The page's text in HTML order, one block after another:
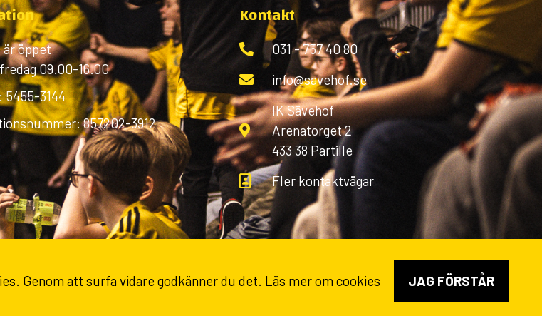
öppet
09.00-16.00
5455-3144
857202-3912
Kontakt
031 - 757 40 80
info@savehof.se
IK Sävehof
Arenatorget 2
433 38 Partille
Fler kontaktvägar
Genom att surfa vidare godkänner du det. Läs mer om cookies JAG FÖRSTÅR